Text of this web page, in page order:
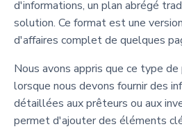
d'informations, un plan abrégé
solution. Ce format est une
d'affaires complet de quelques
Nous avons appris que ce type
lorsque nous devons fournir des
détaillées aux prêteurs ou aux
permet d'ajouter des éléments